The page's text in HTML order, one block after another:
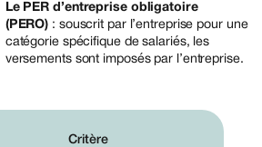
Le PER d’entreprise obligatoire
(PERO) : souscrit par l’entreprise pour une
catégorie spécifique de salariés, les
versements sont imposés par l’entreprise.
Critère